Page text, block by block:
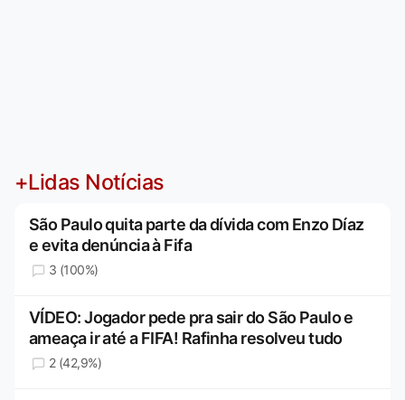
+Lidas Notícias
São Paulo quita parte da dívida com Enzo Díaz
e evita denúncia à Fifa
3 (100%)
VÍDEO: Jogador pede pra sair do São Paulo e
ameaça ir até a FIFA! Rafinha resolveu tudo
2 (42,9%)